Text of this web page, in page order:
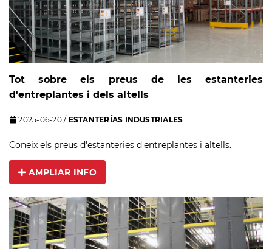
Tot sobre els preus de les estanteries
d'entreplantes i dels altells
2025-06-20/ ESTANTERÍAS INDUSTRIALES
Coneix els preus d'estanteries d'entreplantes i altells.
AMPLIAR INFO